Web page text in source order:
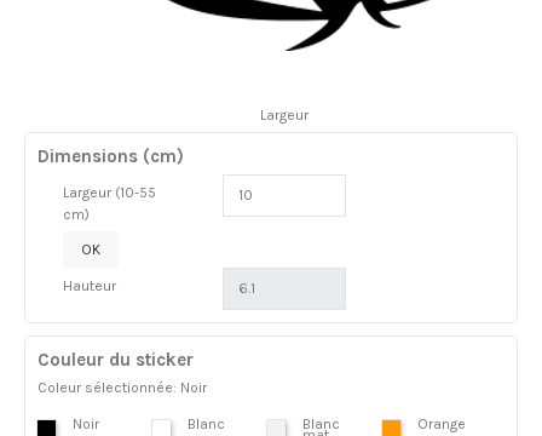
Largeur
Dimensions (cm)
Largeur (10-55
cm)
OK
Hauteur
Couleur du sticker
Coleur sélectionnée: Noir
Noir Blanc Blanc Orange